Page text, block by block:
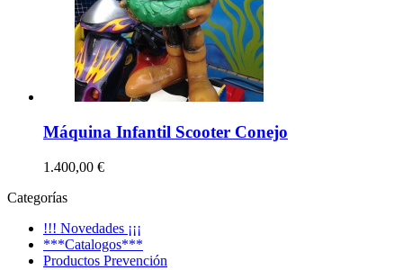
Máquina Infantil Scooter Conejo
1.400,00 €
Categorías
!!! Novedades ¡¡¡
***Catalogos***
Productos Prevención